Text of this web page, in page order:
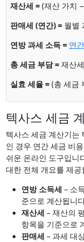
재산세 =(재산 가치
판매세 (연간) = 월별
연방 과세 소득 = 연
총 세금 부담 =재산
실효 세율 =(총 세금
텍사스 세금
텍사스 세금 계산기는
인 경우 연간 세금 비
쉬운 온라인 도구입니
대한 전체 개요를 제공
연방 소득세 – 소
준으로 계산됩니
재산세 – 재산의
항목을 기준으로
판매세 – 과세 대